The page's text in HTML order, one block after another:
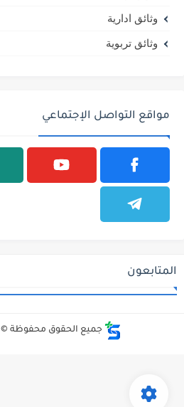
وثائق ادارية
وثائق تربوية
مواقع التواصل الإجتماعي
المتابعون
جميع الحقوق محفوظة ©